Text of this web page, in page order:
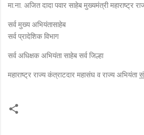
मा.ना. अजित दादा पवार साहेब मुख्यमंत्री महाराष्ट्र
सर्व मुख्य अभियंतासाहेब
सर्व प्रादेशिक विभाग
सर्व अधिक्षक अभियंता साहेब सर्व जिल्हा
महाराष्ट्र राज्य कंत्राटदार महासंघ व राज्य अभियंता